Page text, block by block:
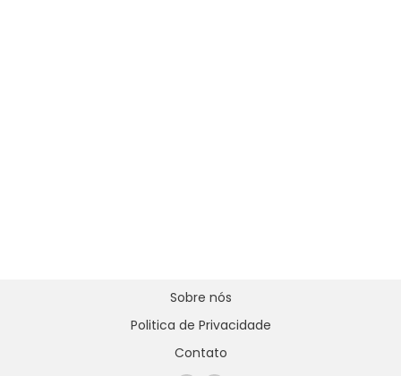
Sobre nós
Politica de Privacidade
Contato